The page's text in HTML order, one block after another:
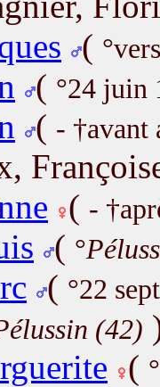
(
( °24 juin
( - †avant
( -
( °
( °22
(42)
(